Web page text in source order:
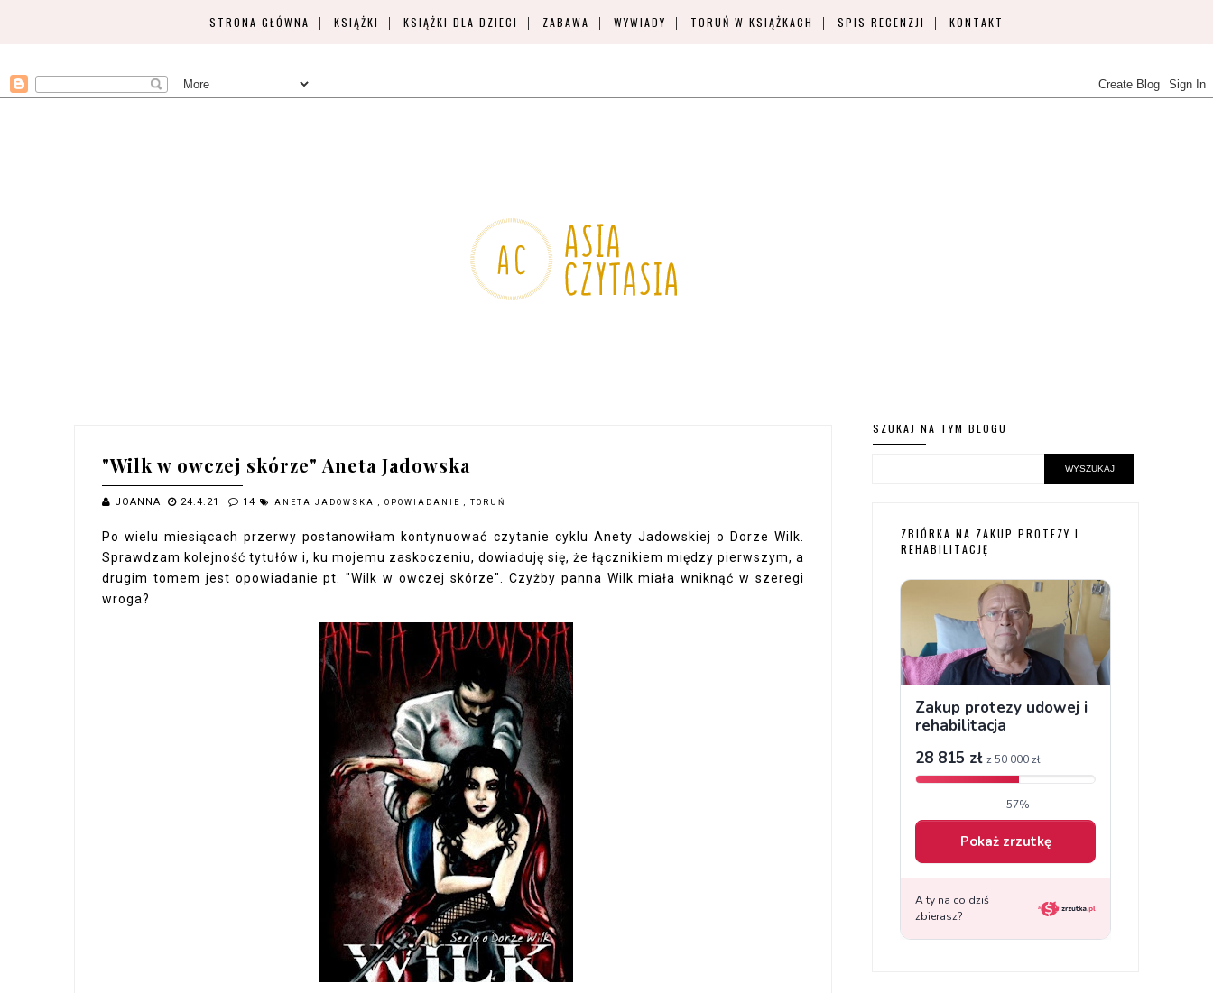
STRONA GŁÓWNA KSIĄŻKI KSIĄŻKI DLA DZIECI ZABAWA WYWIADY TORUŃ W KSIĄŻKACH SPIS RECENZJI KONTAKT
"Wilk w owczej skórze" Aneta Jadowska
JOANNA 24.4.21 14 ANETA JADOWSKA , OPOWIADANIE , TORUŃ
Po wielu miesiącach przerwy postanowiłam kontynuować czytanie cyklu Anety Jadowskiej o Dorze Wilk.
Sprawdzam kolejność tytułów i, ku mojemu zaskoczeniu, dowiaduję się, że łącznikiem między pierwszym, a
drugim tomem jest opowiadanie pt. "Wilk w owczej skórze". Czyżby panna Wilk miała wniknąć w szeregi
wroga?
SZUKAJ NA TYM BLOGU
ZBIÓRKA NA ZAKUP PROTEZY I
REHABILITACJĘ